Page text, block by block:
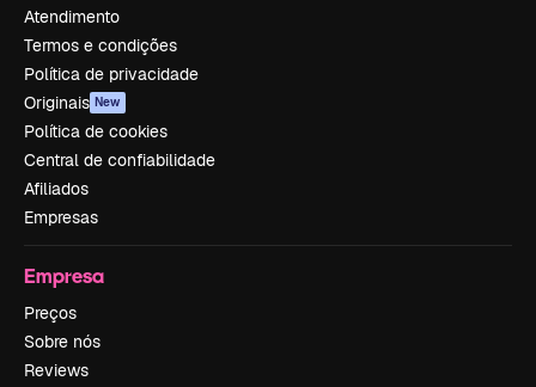
Atendimento
Termos e condições
Política de privacidade
Originais New
Política de cookies
Central de confiabilidade
Afiliados
Empresas
Empresa
Preços
Sobre nós
Reviews